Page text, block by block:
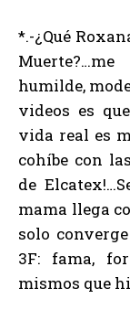
*.-¿Qué
humilde,
videos es
vida real es
cohíbe con
de
mama llega
solo
3F: fama,
mismos que